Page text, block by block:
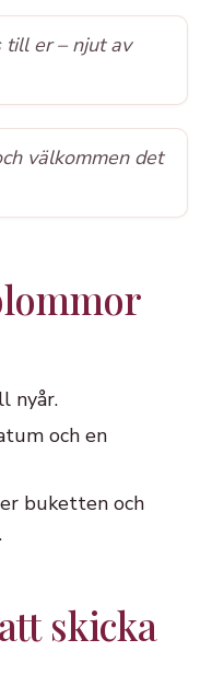
till er – njut av
välkommen det
nyår.
och en
buketten och
skicka